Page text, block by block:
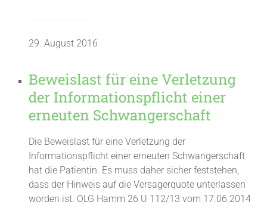
29. August 2016
Beweislast für eine Verletzung
der Informationspflicht einer
erneuten Schwangerschaft
Die Beweislast für eine Verletzung der
Informationspflicht einer erneuten Schwangerschaft
hat die Patientin. Es muss daher sicher feststehen,
dass der Hinweis auf die Versagerquote unterlassen
worden ist. OLG Hamm 26 U 112/13 vom 17.06.2014